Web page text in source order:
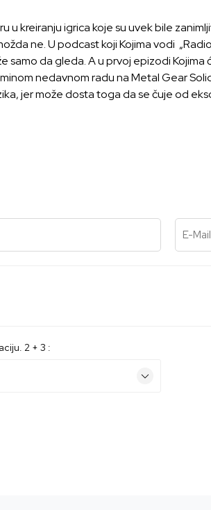
u kreiranju igrica koje su uvek bile
ne. Upodcastkoji Kojima vodi
samo da gleda. Au prvoj epizodi Kojima
nedavnom radu na Metal Gear
jer može dosta toga da se čuje od
E-Mail
2 + 3 :